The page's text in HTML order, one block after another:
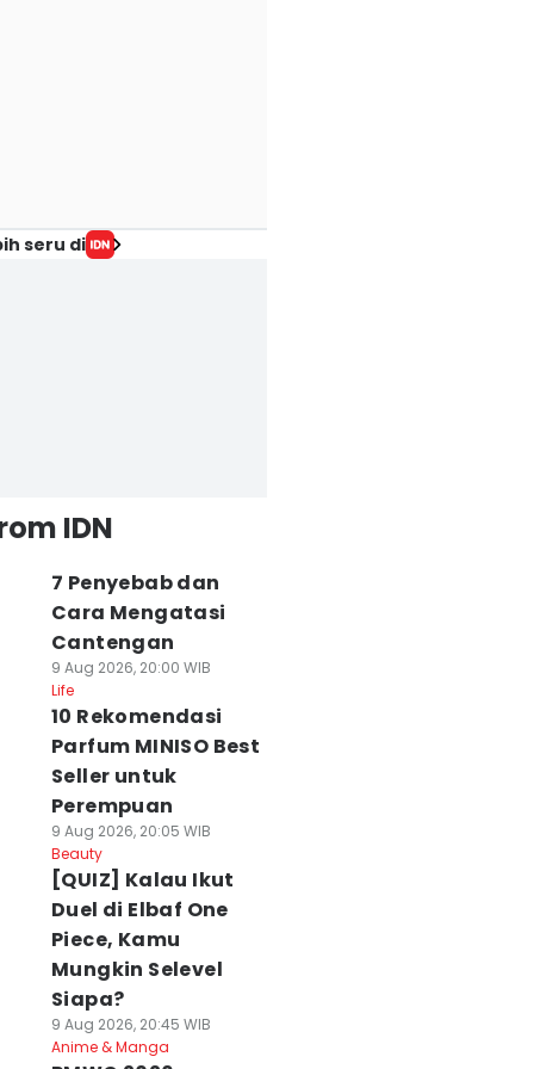
seru di
IDN
7 Penyebab dan
Cara Mengatasi
Cantengan
9 Aug 2026, 20:00 WIB
Life
10 Rekomendasi
Parfum MINISO Best
Seller untuk
Perempuan
9 Aug 2026, 20:05 WIB
Beauty
[QUIZ] Kalau Ikut
Duel di Elbaf One
Piece, Kamu
Mungkin Selevel
Siapa?
9 Aug 2026, 20:45 WIB
Anime & Manga